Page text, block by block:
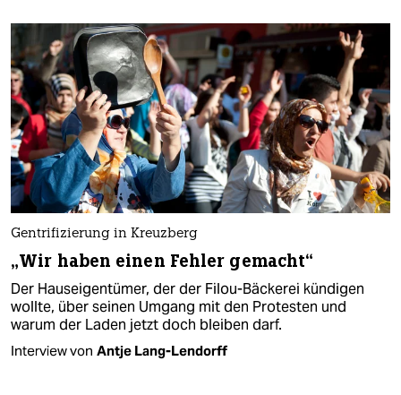
Gentrifizierung in Kreuzberg
„Wir haben einen Fehler gemacht“
Der Hauseigentümer, der der Filou-Bäckerei kündigen
wollte, über seinen Umgang mit den Protesten und
warum der Laden jetzt doch bleiben darf.
Interview von Antje Lang-Lendorff